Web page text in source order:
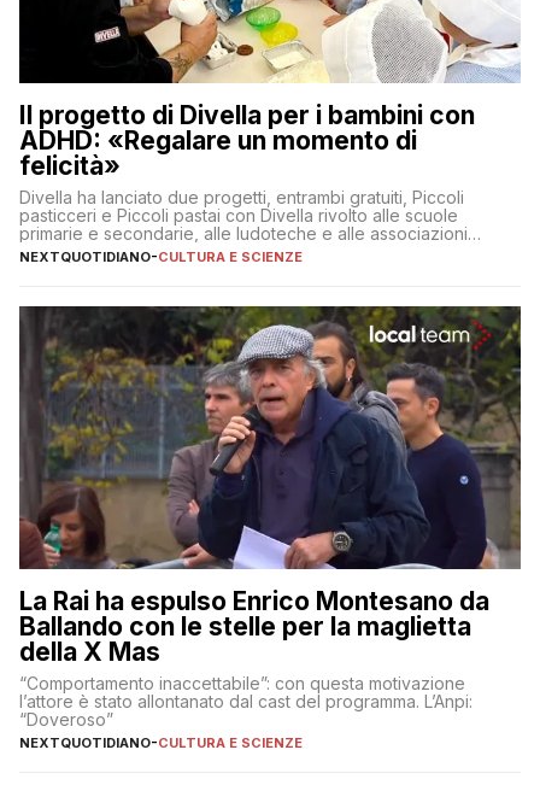
Il progetto di Divella per i bambini con
ADHD: «Regalare un momento di
felicità»
Divella ha lanciato due progetti, entrambi gratuiti, Piccoli
pasticceri e Piccoli pastai con Divella rivolto alle scuole
primarie e secondarie, alle ludoteche e alle associazioni
pugliesi che si occupano di bambini con ADHD
NEXTQUOTIDIANO-CULTURA E SCIENZE
La Rai ha espulso Enrico Montesano da
Ballando con le stelle per la maglietta
della X Mas
“Comportamento inaccettabile”: con questa motivazione
l’attore è stato allontanato dal cast del programma. L’Anpi:
“Doveroso”
NEXTQUOTIDIANO-CULTURA E SCIENZE